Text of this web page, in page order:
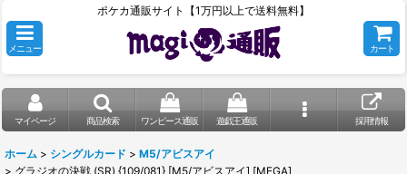
ポケカ通販サイト【1万円以上で送料無料】
メニュー カート
マイページ 商品検索 ワンピース通販 遊戯王通販 採用情報
ホーム > シングルカード > M5/アビスアイ
> グラジオの決戦 (SR) {109/081} [M5/アビスアイ] [MEGA]